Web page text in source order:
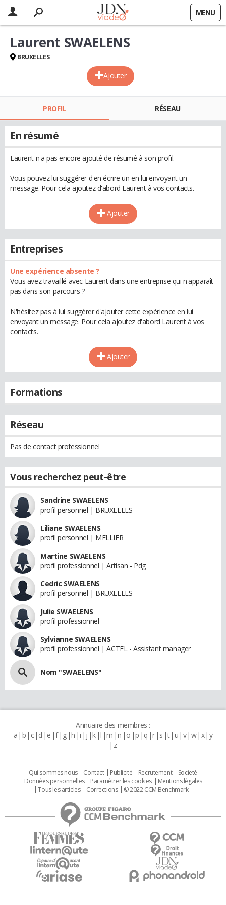
MENU
Ajouter
Laurent SWAELENS
BRUXELLES
PROFIL RÉSEAU
En résumé
Laurent n'a pas encore ajouté de résumé à son profil.
Vous pouvez lui suggérer d'en écrire un en lui envoyant un
message. Pour cela ajoutez d'abord Laurent à vos contacts.
Ajouter
Entreprises
Une expérience absente ?
Vous avez travaillé avec Laurent dans une entreprise qui n'apparaît
pas dans son parcours ?
N'hésitez pas à lui suggérer d'ajouter cette expérience en lui
envoyant un message. Pour cela ajoutez d'abord Laurent à vos
contacts.
Ajouter
Formations
Réseau
Pas de contact professionnel
Vous recherchez peut-être
Sandrine SWAELENS
profil personnel | BRUXELLES
Liliane SWAELENS
profil personnel | MELLIER
Martine SWAELENS
profil professionnel | Artisan - Pdg
Cedric SWAELENS
profil personnel | BRUXELLES
Julie SWAELENS
profil professionnel
Sylvianne SWAELENS
profil professionnel | ACTEL - Assistant manager
Nom "SWAELENS"
Annuaire des membres :
a b c d e f g h i j k l m n o p q r s t u v w x y
z
Qui sommes nous Contact Publicité Recrutement
Societé
Données personnelles
Paramétrer les cookies
Mentions légales
Tous les articles
Corrections © 2022 CCM Benchmark